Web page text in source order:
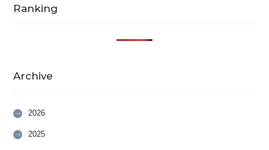
Ranking
Archive
2026
2025